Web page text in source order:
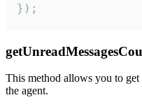
});
This method allows you to get
the agent.